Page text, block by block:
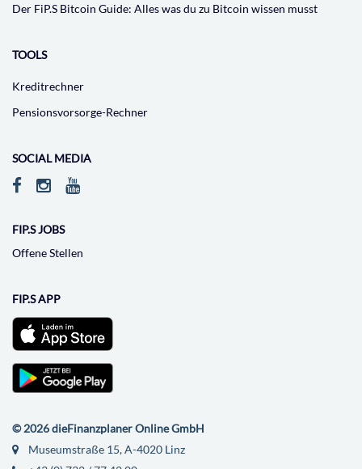
Der FiP.S Bitcoin Guide: Alles was du zu Bitcoin wissen musst
TOOLS
Kreditrechner
Pensionsvorsorge-Rechner
SOCIAL MEDIA
FIP.S JOBS
Offene Stellen
FIP.S APP
© 2026 dieFinanzplaner Online GmbH
Museumstraße 15, A-4020 Linz